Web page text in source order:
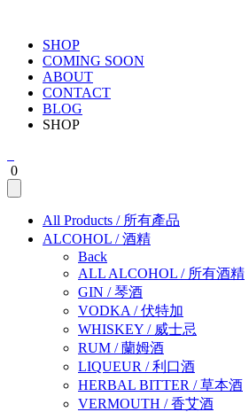
SHOP
COMING SOON
ABOUT
CONTACT
BLOG
SHOP
0
All Products / 所有產品
ALCOHOL /酒精
Back
ALL ALCOHOL / 所有酒精
GIN /琴酒
VODKA /伏特加
WHISKEY / 威士忌
RUM /蘭姆酒
LIQUEUR /利口酒
HERBAL BITTER /草本酒
VERMOUTH /香艾酒